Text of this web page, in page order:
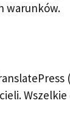
warunków.